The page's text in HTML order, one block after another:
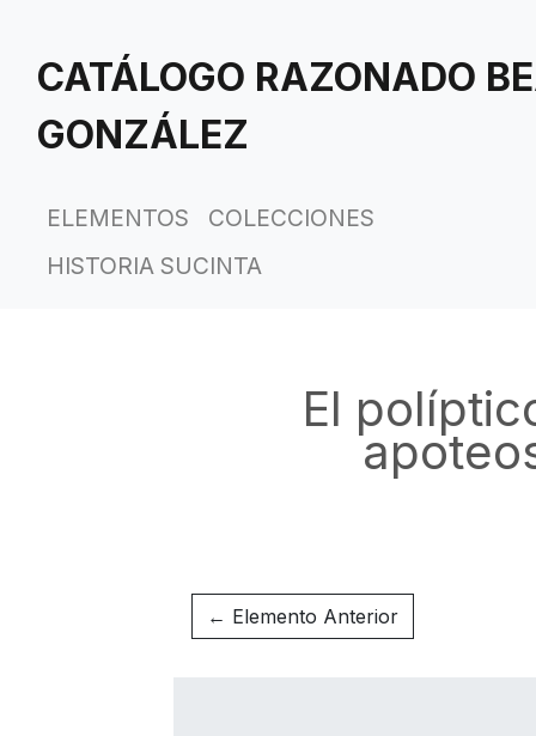
contenido
CATÁLOGO RAZONADO
GONZÁLEZ
ELEMENTOS
COLECCIONES
HISTORIA SUCINTA
El
← Elemento Anterior